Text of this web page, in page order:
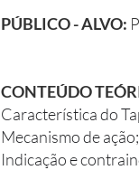
PÚBLICO - ALVO:
CONTEÚDO
Característica do
Mecanismo de ação;
Indicação e